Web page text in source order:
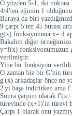
O yüzden 5-1, iki
4/4'ten eğimin 1
Buraya da biri
9 çarpı 5'ten 45 burası
g(x) fonksiyonuna x= 4
Bakalım diğer örneğimize.
y=f(x) fonksiyonumuzun
verilmiştir.
Yine bir fonksiyon
O zaman biz bir G'nin
g'(x) arkadaşlar önce ne
2'yi başa indirirken ama
Sonra çarpım olarak
türevinde (x+1)'in türevi
Çarpı 1 olarak onu